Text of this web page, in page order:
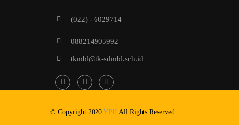
(022) - 6029714
088214905992
tkmbl@tk-sdmbl.sch.id
© Copyright 2020 YPII All Rights Reserved